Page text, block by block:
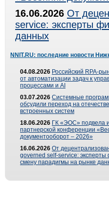
16.06.2026 От
service: эксперты
данных
NNIT.RU: последние новости
04.08.2026 Российский RPA-
от автоматизации задач к
процессами и AI
03.07.2026 Системные
обсудили переход на
встроенных систем
18.06.2026 ГК «ЭОС» подвела
партнерской конференции
документооборот – 2026»
16.06.2026 От
governed self-service: эксперты
смену парадигмы на рынке